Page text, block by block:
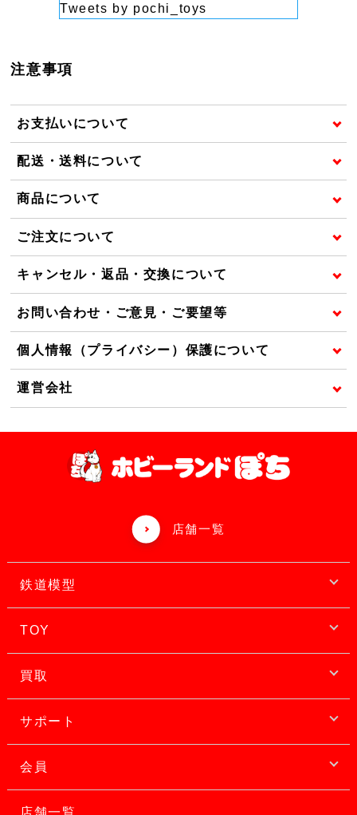
Tweets by pochi_toys
注意事項
お支払いについて
配送・送料について
商品について
ご注文について
キャンセル・返品・交換について
お問い合わせ・ご意見・ご要望等
個人情報（プライバシー）保護について
運営会社
店舗一覧
鉄道模型
TOY
買取
サポート
会員
店舗一覧